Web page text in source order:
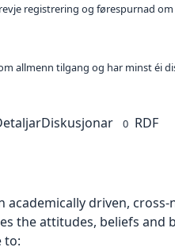
registrering og førespurnad
allmenn tilgang og har minst éi
Diskusjonar 0 RDF
academically driven,
the attitudes, beliefs
to: